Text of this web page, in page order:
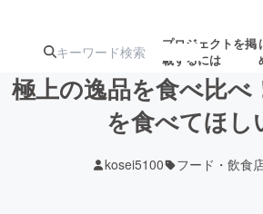
プロジェクトを掲
載するには
ターン
ジェクト
募集
ロジ
極上の逸品を食べ比べ
を食べてほし
kosei5100 フード・飲食